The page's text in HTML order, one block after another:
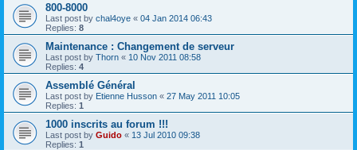
800-8000
Last post by chal4oye « 04 Jan 2014 06:43
Replies: 8
Maintenance : Changement de serveur
Last post by Thorn « 10 Nov 2011 08:58
Replies: 4
Assemblé Général
Last post by Etienne Husson « 27 May 2011 10:05
Replies: 1
1000 inscrits au forum !!!
Last post by Guido « 13 Jul 2010 09:38
Replies: 1